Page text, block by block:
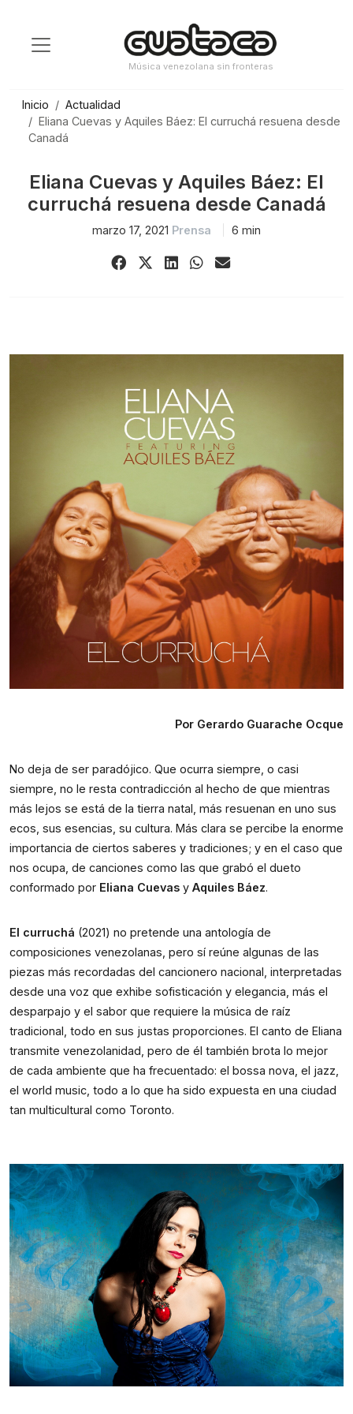
contenido
Música venezolana sin fronteras
Inicio
Actualidad
Eliana Cuevas y Aquiles Báez: El curruchá resuena desde
Canadá
Eliana Cuevas y Aquiles Báez: El
curruchá resuena desde Canadá
marzo 17, 2021 Prensa 6 min
Share Share ShareShareShare
Por Gerardo Guarache Ocque
No deja de ser paradójico. Que ocurra siempre, o casi
siempre, no le resta contradicción al hecho de que mientras
más lejos se está de la tierra natal, más resuenan en uno sus
ecos, sus esencias, su cultura. Más clara se percibe la enorme
importancia de ciertos saberes y tradiciones; y en el caso que
nos ocupa, de canciones como las que grabó el dueto
conformado por Eliana Cuevas y Aquiles Báez.
El curruchá (2021) no pretende una antología de
composiciones venezolanas, pero sí reúne algunas de las
piezas más recordadas del cancionero nacional, interpretadas
desde una voz que exhibe sofisticación y elegancia, más el
desparpajo y el sabor que requiere la música de raíz
tradicional, todo en sus justas proporciones. El canto de Eliana
transmite venezolanidad, pero de él también brota lo mejor
de cada ambiente que ha frecuentado: el bossa nova, el jazz,
el world music, todo a lo que ha sido expuesta en una ciudad
tan multicultural como Toronto.